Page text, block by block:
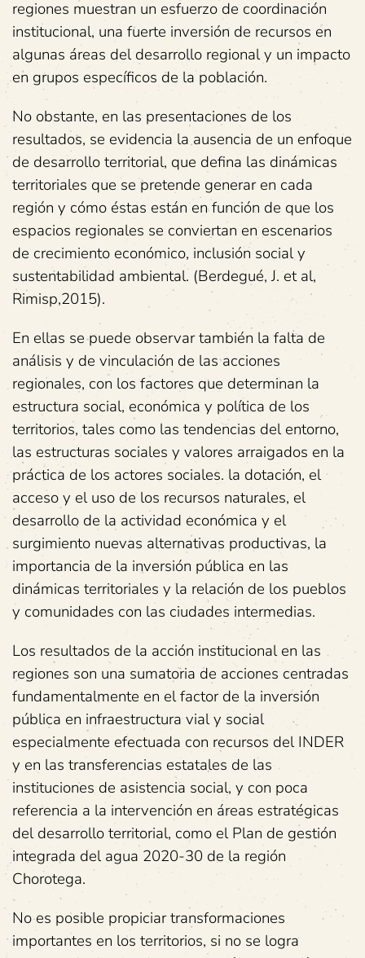
regiones muestran un esfuerzo de coordinación
institucional, una fuerte inversión de recursos en
algunas áreas del desarrollo regional y un impacto
en grupos específicos de la población.
No obstante, en las presentaciones de los
resultados, se evidencia la ausencia de un enfoque
de desarrollo territorial, que defina las dinámicas
territoriales que se pretende generar en cada
región y cómo éstas están en función de que los
espacios regionales se conviertan en escenarios
de crecimiento económico, inclusión social y
sustentabilidad ambiental. (Berdegué, J. et al,
Rimisp,2015).
En ellas se puede observar también la falta de
análisis y de vinculación de las acciones
regionales, con los factores que determinan la
estructura social, económica y política de los
territorios, tales como las tendencias del entorno,
las estructuras sociales y valores arraigados en la
práctica de los actores sociales. la dotación, el
acceso y el uso de los recursos naturales, el
desarrollo de la actividad económica y el
surgimiento nuevas alternativas productivas, la
importancia de la inversión pública en las
dinámicas territoriales y la relación de los pueblos
y comunidades con las ciudades intermedias.
Los resultados de la acción institucional en las
regiones son una sumatoria de acciones centradas
fundamentalmente en el factor de la inversión
pública en infraestructura vial y social
especialmente efectuada con recursos del INDER
y en las transferencias estatales de las
instituciones de asistencia social, y con poca
referencia a la intervención en áreas estratégicas
del desarrollo territorial, como el Plan de gestión
integrada del agua 2020-30 de la región
Chorotega.
No es posible propiciar transformaciones
importantes en los territorios, si no se logra